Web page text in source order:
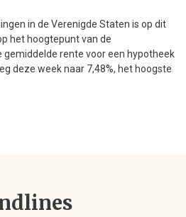
in de Verenigde Staten is op dit
het hoogtepunt van de
gemiddelde rente voor een hypotheek
deze week naar 7,48%, het hoogste